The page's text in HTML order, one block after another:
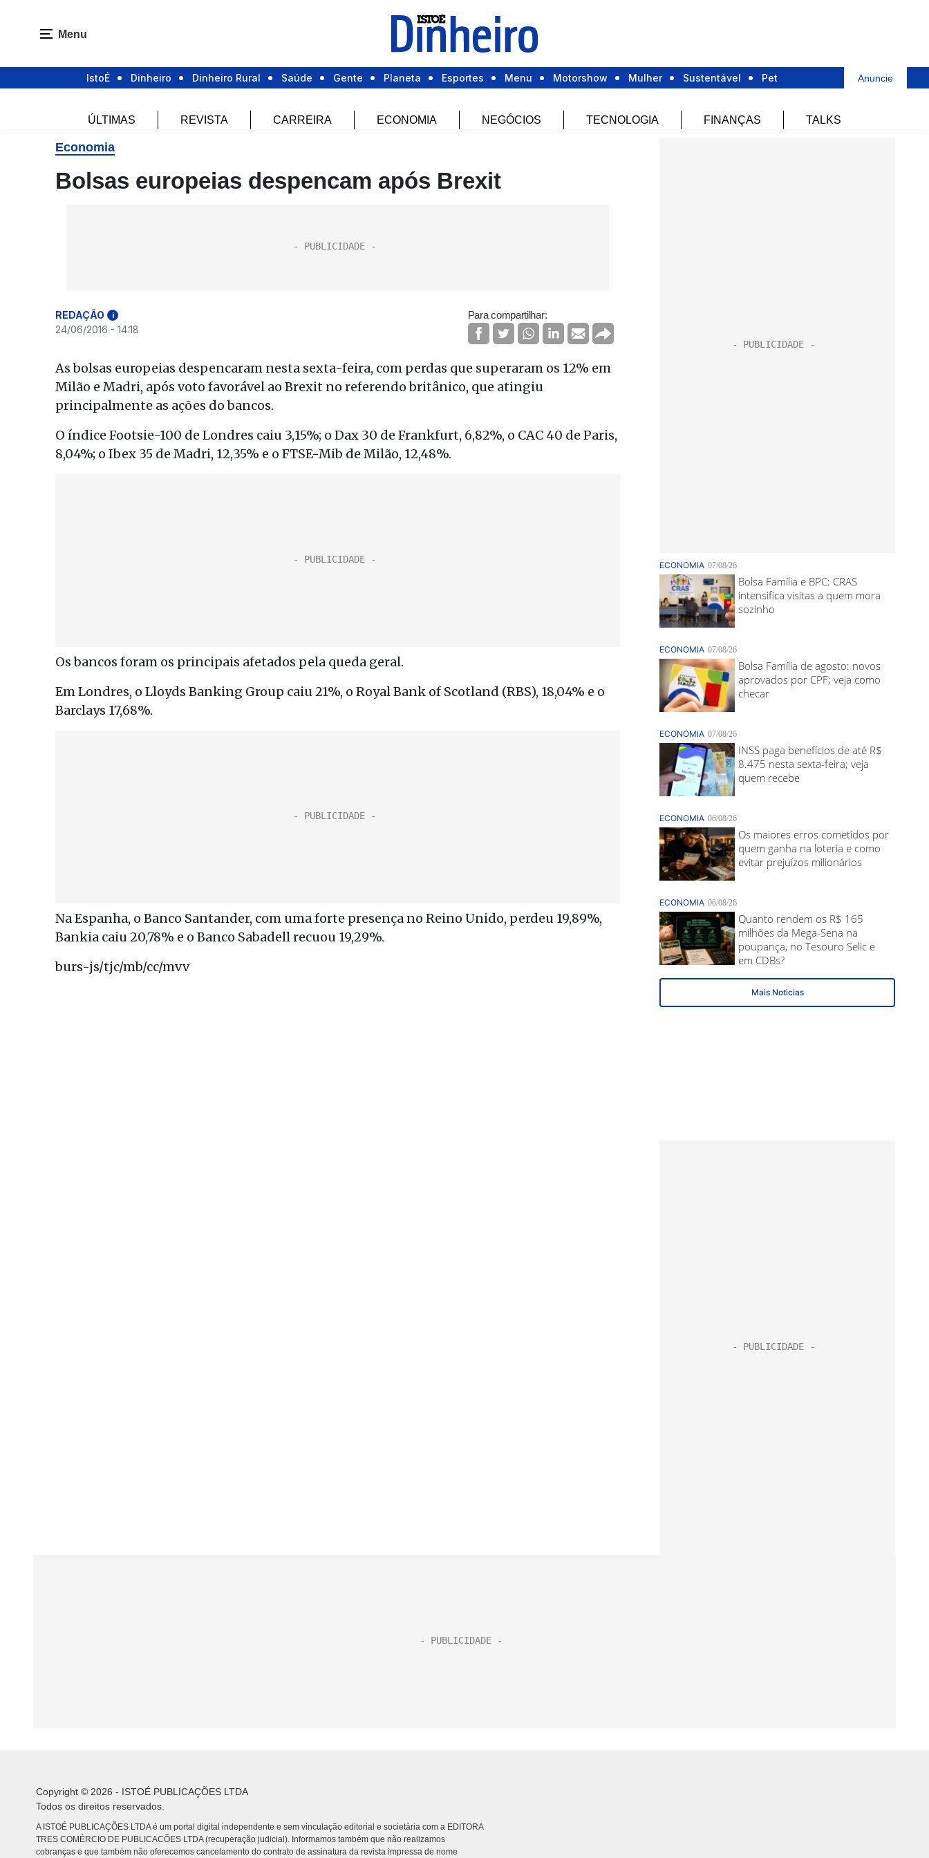
Menu
IstoÉ Dinheiro Dinheiro Rural Saúde Gente Planeta Esportes Menu Motorshow Mulher Sustentável Pet Anuncie
ÚLTIMAS REVISTA CARREIRA ECONOMIA NEGÓCIOS TECNOLOGIA FINANÇAS TALKS
Economia
Bolsas europeias despencam após Brexit
REDAÇÃO i
24/06/2016 - 14:18
Para compartilhar:
As bolsas europeias despencaram nesta sexta-feira, com perdas que superaram os 12% em
Milão e Madri, após voto favorável ao Brexit no referendo britânico, que atingiu
principalmente as ações do bancos.
O índice Footsie-100 de Londres caiu 3,15%; o Dax 30 de Frankfurt, 6,82%, o CAC 40 de Paris,
8,04%; o Ibex 35 de Madri, 12,35% e o FTSE-Mib de Milão, 12,48%.
Os bancos foram os principais afetados pela queda geral.
Em Londres, o Lloyds Banking Group caiu 21%, o Royal Bank of Scotland (RBS), 18,04% e o
Barclays 17,68%.
Na Espanha, o Banco Santander, com uma forte presença no Reino Unido, perdeu 19,89%,
Bankia caiu 20,78% e o Banco Sabadell recuou 19,29%.
burs-js/tjc/mb/cc/mvv
Copyright © 2026 - ISTOÉ PUBLICAÇÕES LTDA
Todos os direitos reservados.
A ISTOÉ PUBLICAÇÕES LTDA é um portal digital independente e sem vinculação editorial e societária com a EDITORA
TRES COMÉRCIO DE PUBLICACÕES LTDA (recuperação judicial). Informamos também que não realizamos
cobranças e que também não oferecemos cancelamento do contrato de assinatura da revista impressa de nome